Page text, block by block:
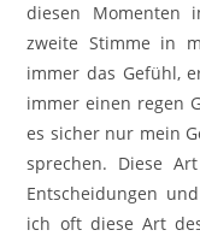
diesen Momenten
zweite Stimme in
immer das Gefühl,
immer einen regen
es sicher nur mein
sprechen. Diese
Entscheidungen
ich oft diese Art